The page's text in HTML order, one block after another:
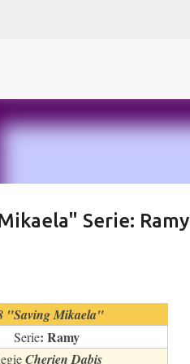
Serie: Ramy
"Saving Mikaela"
Serie: Ramy
Cherien Dabis